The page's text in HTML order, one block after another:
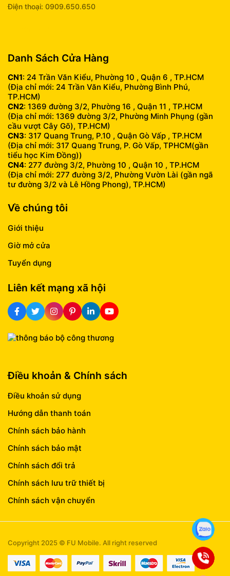
Điện thoại: 0909.650.650
Danh Sách Cửa Hàng
CN1: 24 Trần Văn Kiểu, Phường 10 , Quận 6 , TP.HCM
(Địa chỉ mới: 24 Trần Văn Kiểu, Phường Bình Phú,
TP.HCM)
CN2: 1369 đường 3/2, Phường 16 , Quận 11 , TP.HCM
(Địa chỉ mới: 1369 đường 3/2, Phường Minh Phụng (gần
cầu vượt Cây Gõ), TP.HCM)
CN3: 317 Quang Trung, P.10 , Quận Gò Vấp , TP.HCM
(Địa chỉ mới: 317 Quang Trung, P. Gò Vấp, TPHCM(gần
tiểu học Kim Đồng))
CN4: 277 đường 3/2, Phường 10 , Quận 10 , TP.HCM
(Địa chỉ mới: 277 đường 3/2, Phường Vườn Lài (gần ngã
tư đường 3/2 và Lê Hồng Phong), TP.HCM)
Về chúng tôi
Giới thiệu
Giờ mở cửa
Tuyển dụng
Liên kết mạng xã hội
Điều khoản & Chính sách
Điều khoản sử dụng
Hướng dẫn thanh toán
Chính sách bảo hành
Chính sách bảo mật
Chính sách đổi trả
Chính sách lưu trữ thiết bị
Chính sách vận chuyển
Copyright 2025 © FU Mobile. All right reserved